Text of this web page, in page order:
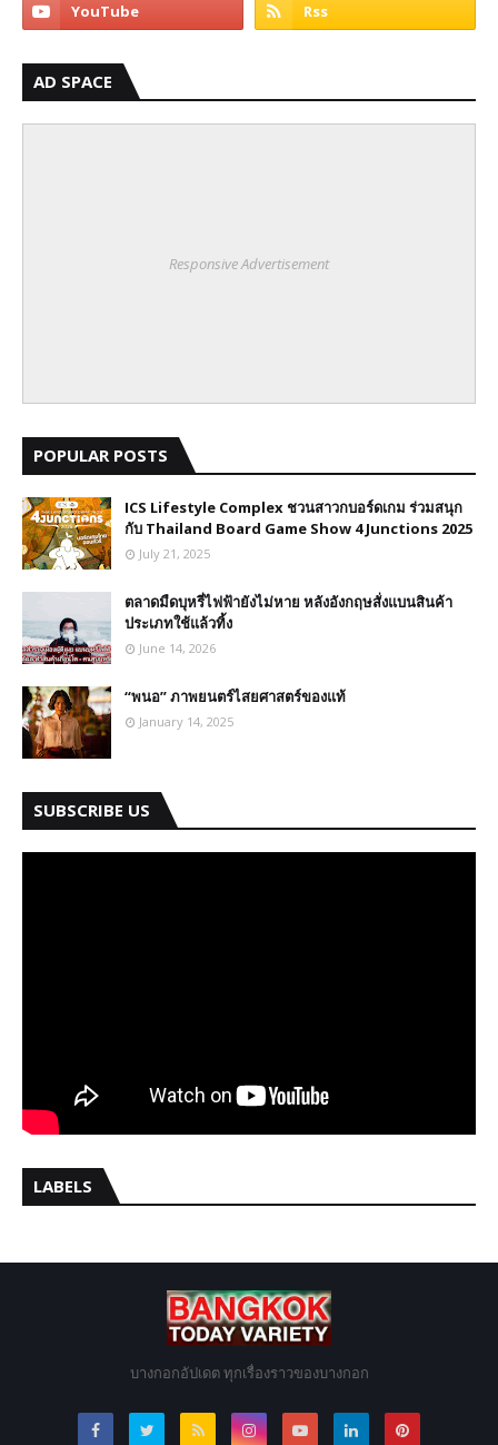
AD SPACE
Responsive Advertisement
POPULAR POSTS
ICS Lifestyle Complex ชวนสาวกบอร์ดเกม ร่วมสนุก
กับ Thailand Board Game Show 4 Junctions 2025
July 21, 2025
ตลาดมืดบุหรี่ไฟฟ้ายังไม่หาย หลังอังกฤษสั่งแบนสินค้า
ประเภทใช้แล้วทิ้ง
June 14, 2026
“พนอ” ภาพยนตร์ไสยศาสตร์ของแท้
January 14, 2025
SUBSCRIBE US
LABELS
บางกอกอัปเดต ทุกเรื่องราวของบางกอก